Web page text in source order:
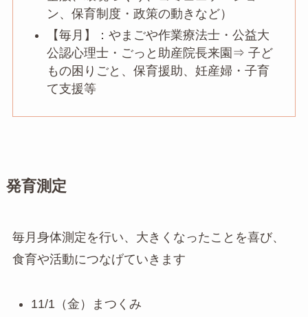
ン、保育制度・政策の動きなど）
【毎月】：やまごや作業療法士・公益大
公認心理士・ごっと助産院長来園⇒ 子ど
もの困りごと、保育援助、妊産婦・子育
て支援等
発育測定
毎月身体測定を行い、大きくなったことを喜び、
食育や活動につなげていきます
11/1（金）まつくみ